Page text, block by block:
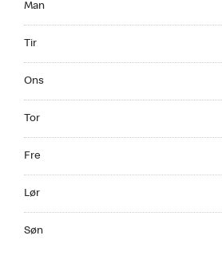
Man
Tir
Ons
Tor
Fre
Lør
Søn